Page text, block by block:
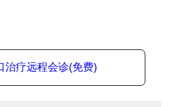
治疗远程会诊(免费)